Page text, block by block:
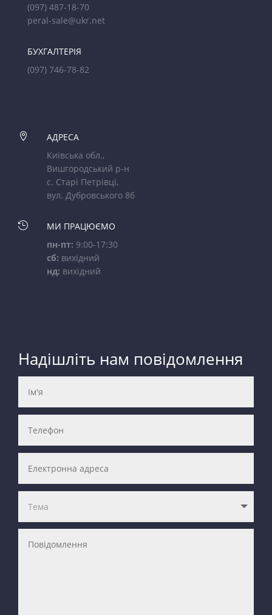
(097) 487-18-70
peral-sale@ukr.net
БУХГАЛТЕРІЯ
(097) 746-78-82

АДРЕСА
Київська обл.,
Вишгородський р-н
с. Старі Петрівці,
вул. Дубровського 8б

МИ ПРАЦЮЄМО
пн-пт: 9:00-17:30
сб: вихідний
нд: вихідний
Надішліть нам повідомлення